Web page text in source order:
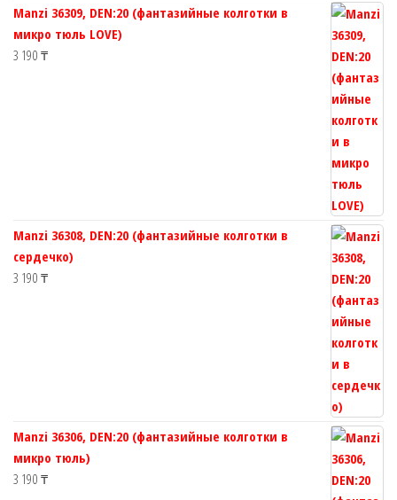
Manzi 36309, DEN:20 (фантазийные колготки в
микро тюль LOVE)
3 190 ₸
Manzi 36308, DEN:20 (фантазийные колготки в
сердечко)
3 190 ₸
Manzi 36306, DEN:20 (фантазийные колготки в
микро тюль)
3 190 ₸